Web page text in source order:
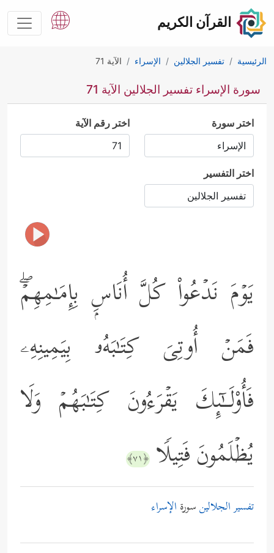
القرآن الكريم
الرئيسية تفسير الجلالين الإسراء الآية 71
سورة الإسراء تفسير الجلالين الآية 71
اختر سورة اختر رقم الآية
اختر التفسير
یَوۡمَ نَدۡعُواْ كُلَّ أُنَاسِۭ بِإِمَـٰمِهِمۡۖ
فَمَنۡ أُوتِیَ كِتَـٰبَهُۥ بِیَمِینِهِۦ
فَأُوْلَــٰۤىِٕكَ یَقۡرَءُونَ كِتَـٰبَهُمۡ وَلَا
یُظۡلَمُونَ فَتِیلࣰا ﴿٧١﴾
تفسير الجلالينسورة الإسراء